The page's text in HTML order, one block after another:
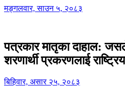
मङ्गलवार, साउन ५, २०८३
पत्रकार मातृका दाहाल:
शरणार्थी प्रकरणलाई
बिहिवार, असार २५, २०८३